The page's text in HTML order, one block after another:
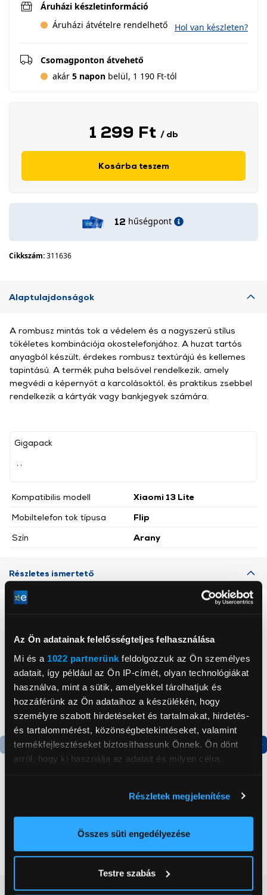
Az Ön adatainak felelősségteljes felhasználása
Mi és a 1022 partnerünk feldolgozzuk az Ön személyes
adatait, így például az Ön IP-címét, olyan technológiákat
használva, mint a sütik, amelyekkel tárolhatjuk és
hozzáférünk az Ön adataihoz a készülékén, hogy
személyre szabott hirdetéseket és tartalmakat, hirdetés-
és tartalommérést, közönségbetekintéseket, valamint
termékfejlesztéseket biztosíthassunk Önnek. Ön dönt
arról, hogy ki használja az adatait és milyen célra.
elhelyezkedéséről pár méteres pontossággal
Az Ön készülékén beazonosítása annak konkrét
módjairól és adja meg preferenciáit aRészletek
pontban. Bármikor módosíthatja vagy visszavonhatja a
Részletek megjelenítése
Összes süti engedélyezése
Testre szabás
Áruházi készletinformáció
Áruházi átvételre rendelhető
Hol van készleten?
Csomagponton átvehető
akár 5 napon belül, 1 190 Ft-tól
1 299 Ft / db
Kosárba teszem
12 hűségpont
Cikkszám:311636
Alaptulajdonságok
Gigapack
Kompatibilis modell
Xiaomi 13 Lite
Mobiltelefon tok típusa
Flip
Szín
Arany
A rombusz mintás tok a védelem és a nagyszerű stílus
tökéletes kombinációja okostelefonjához. A huzat tartós
anyagból készült, érdekes rombusz textúrájú és kellemes
tapintású. A termék puha belsővel rendelkezik, amely
megvédi a képernyőt a karcolásoktól, és praktikus zsebbel
rendelkezik a kártyák vagy bankjegyek számára.
Részletes ismertető
Termék adatlap
by side hűtőszekrény
Termék adatlap
Gorenje N619EAXL4
Alulfagyasztós
179 999 Ft
Vásárlói vélemények(0)